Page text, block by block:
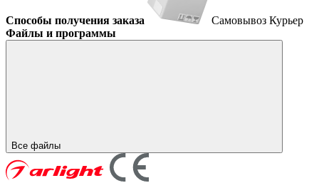
Способы получения заказа Самовывоз Курьер
Файлы и программы
Все файлы